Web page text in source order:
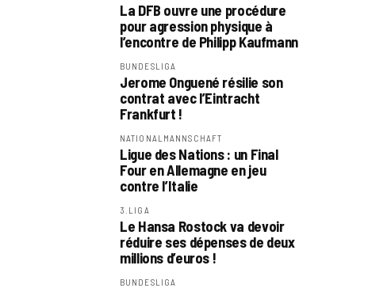
La DFB ouvre une procédure
pour agression physique à
l’encontre de Philipp Kaufmann
BUNDESLIGA
Jerome Onguené résilie son
contrat avec l’Eintracht
Frankfurt !
NATIONALMANNSCHAFT
Ligue des Nations : un Final
Four en Allemagne en jeu
contre l’Italie
3.LIGA
Le Hansa Rostock va devoir
réduire ses dépenses de deux
millions d’euros !
BUNDESLIGA